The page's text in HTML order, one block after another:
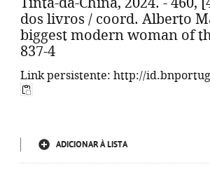
dos livros / coord. Alberto
biggest modern woman of
837-4
Link persistente: http://
ADICIONAR À LISTA